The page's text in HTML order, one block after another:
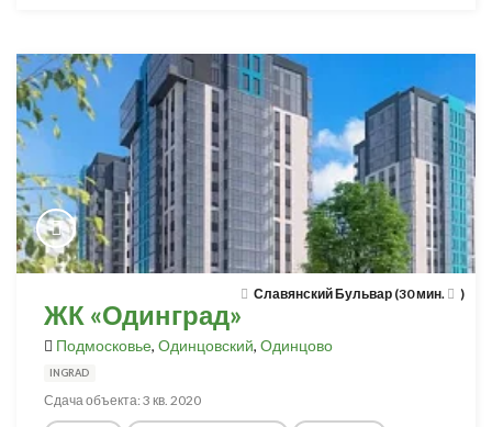
Славянский Бульвар (30 мин. )
ЖК «Одинград»
Подмосковье, Одинцовский, Одинцово
INGRAD
Сдача объекта: 3 кв. 2020